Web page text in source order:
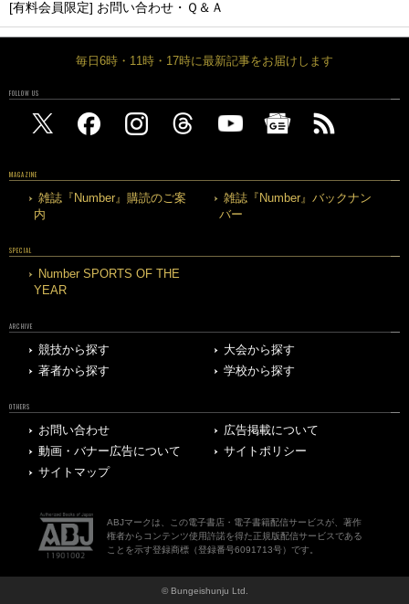
[有料会員限定] お問い合わせ・Ｑ＆Ａ
毎日6時・11時・17時に最新記事をお届けします
FOLLOW US
MAGAZINE
雑誌『Number』購読のご案
内
雑誌『Number』バックナン
バー
SPECIAL
Number SPORTS OF THE
YEAR
ARCHIVE
競技から探す
大会から探す
著者から探す
学校から探す
OTHERS
お問い合わせ
広告掲載について
動画・バナー広告について
サイトポリシー
サイトマップ
ABJマークは、この電子書店・電子書籍配信サービスが、著作
権者からコンテンツ使用許諾を得た正規版配信サービスである
ことを示す登録商標（登録番号6091713号）です。
© Bungeishunju Ltd.